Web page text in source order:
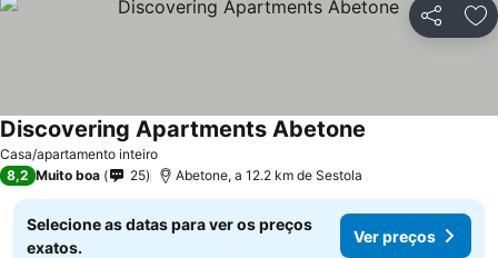
Partilhar
Casa/apartamento inteiro
Discovering Apartments Abetone
8,2 Muito boa 25 Abetone, a 12.2 km de Sestola
Selecione as datas para ver os preços
exatos.
Ver preços